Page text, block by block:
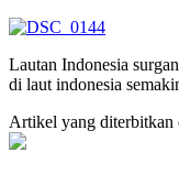
Lautan Indonesia
di laut indonesia
Artikel yang diterbitkan